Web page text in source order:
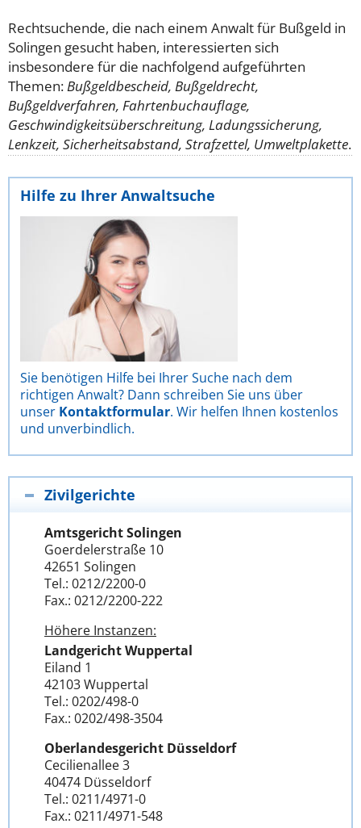
Rechtsuchende, die nach einem Anwalt für Bußgeld in
Solingen gesucht haben, interessierten sich
insbesondere für die nachfolgend aufgeführten
Themen:Bußgeldbescheid, Bußgeldrecht,
Bußgeldverfahren, Fahrtenbuchauflage,
Geschwindigkeitsüberschreitung, Ladungssicherung,
Lenkzeit, Sicherheitsabstand, Strafzettel, Umweltplakette.
Hilfe zu Ihrer Anwaltsuche
Sie benötigen Hilfe bei Ihrer Suche nach dem
richtigen Anwalt? Dann schreiben Sie uns über
unser Kontaktformular. Wir helfen Ihnen kostenlos
und unverbindlich.
Zivilgerichte
Amtsgericht Solingen
Goerdelerstraße 10
42651 Solingen
Tel.: 0212/2200-0
Fax.: 0212/2200-222
Höhere Instanzen:
Landgericht Wuppertal
Eiland 1
42103 Wuppertal
Tel.: 0202/498-0
Fax.: 0202/498-3504
Oberlandesgericht Düsseldorf
Cecilienallee 3
40474 Düsseldorf
Tel.: 0211/4971-0
Fax.: 0211/4971-548